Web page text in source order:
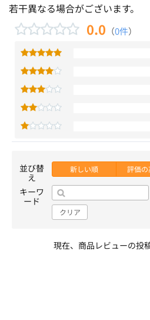
若干異なる場合がございます。
0.0 （0件）
並び替
え
新しい順 評価
キーワ
ード
クリア
現在、商品レビューの投